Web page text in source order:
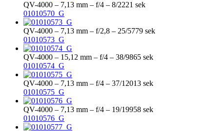
QV-4000 – 7,13 mm – f/4 – 8/2221 sek
01010570_G
QV-4000 – 7,13 mm – f/2,8 – 25/5779 sek
01010573_G
QV-4000 – 15,12 mm – f/4 – 38/9865 sek
01010574_G
QV-4000 – 7,13 mm – f/4 – 37/12013 sek
01010575_G
QV-4000 – 7,13 mm – f/4 – 19/19958 sek
01010576_G